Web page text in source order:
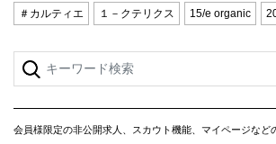
＃カルティエ １－クテリクス 15/e organic
会員様限定の非公開求人、スカウト機能、マイページなど